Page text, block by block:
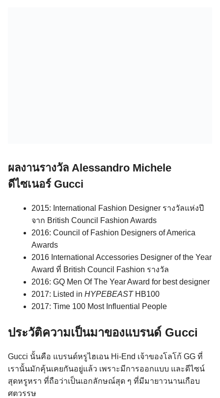
ผลงานรางวัล Alessandro Michele
ดีไซเนอร์ Gucci
2015: International Fashion Designer รางวัลแห่งปี
จาก British Council Fashion Awards
2016: Council of Fashion Designers of America
Awards
2016 International Accessories Designer of the Year
Award ที่ British Council Fashion รางวัล
2016: GQ Men Of The Year Award for best designer
2017: Listed in HYPEBEASTHB100
2017: Time 100 Most Influential People
ประวัติความเป็นมาของแบรนด์ Gucci
Gucci นั้นคือ แบรนด์หรูไฮเอน Hi-End เจ้าของโลโก้ GG ที่
เรานั้นมักคุ้นเคยกันอยู่แล้ว เพราะมีการออกแบบ และดีไซน์
สุดหรูหรา ที่ถือว่าเป็นเอกลักษณ์สุด ๆ ที่มีมายาวนานเกือบ
ศตวรรษ